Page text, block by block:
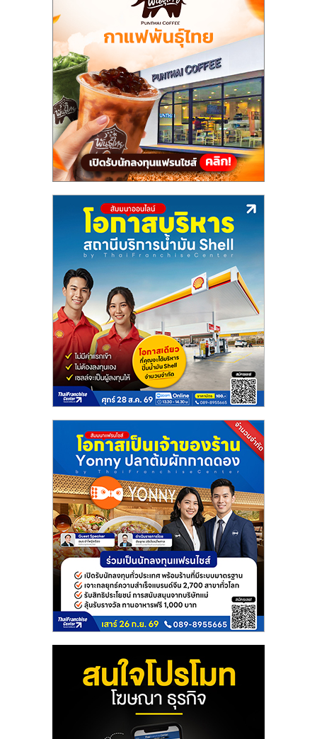
ปรึกษา
แฟ
ไชส์,
รวม
ไชส์
ขาย
แฟ
ไชส์
แฟ
ไชส์
ขาย
หน้า